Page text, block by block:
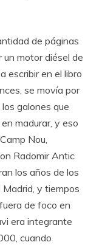
de páginas
motor diésel de
escribir en el libro
se movía por
galones que
madurar, y eso
Nou,
Radomir Antic
los años de los
y tiempos
de foco en
era integrante
cuando